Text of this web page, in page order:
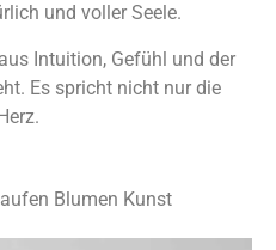
und voller Seele.
Intuition, Gefühl und der
Es spricht nicht nur die